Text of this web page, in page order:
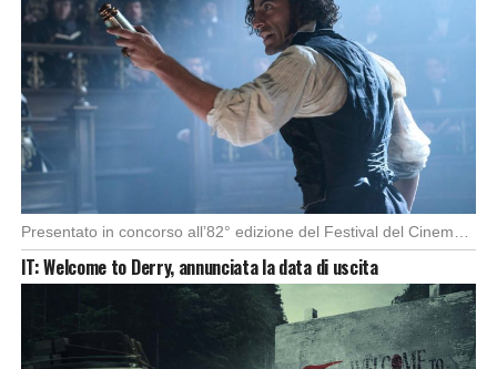
IT: Welcome to Derry, annunciata la data di uscita